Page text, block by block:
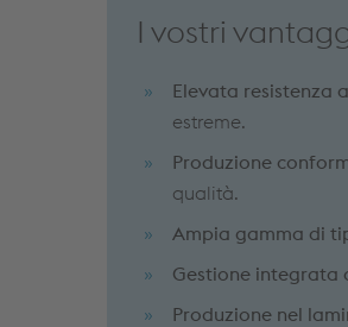
I vostri
Elevata resistenza
estreme.
Produzione
qualità.
Ampia gamma di
Gestione integrata
Produzione nel